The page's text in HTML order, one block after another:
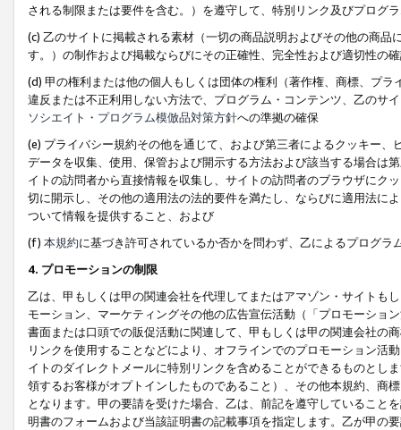
される制限または要件を含む。）を遵守して、特別リンク及びプログ
(c) 乙のサイトに掲載される素材（一切の商品説明およびその他の商
す。）の制作および掲載ならびにその正確性、完全性および適切性の
(d) 甲の権利または他の個人もしくは団体の権利（著作権、商標、プ
違反または不正利用しない方法で、プログラム・コンテンツ、乙のサ
ソシエイト・プログラム模倣品対策方針への準拠の確保
(e) プライバシー規約その他を通じて、および第三者によるクッキー
データを収集、使用、保管および開示する方法および該当する場合は
イトの訪問者から直接情報を収集し、サイトの訪問者のブラウザにク
切に開示し、その他の適用法の法的要件を満たし、ならびに適用法に
ついて情報を提供すること、および
(f) 本規約に基づき許可されているか否かを問わず、乙によるプログ
4. プロモーションの制限
乙は、甲もしくは甲の関連会社を代理してまたはアマゾン・サイトも
モーション、マーケティングその他の広告宣伝活動（「プロモーショ
書面または口頭での販促活動に関連して、甲もしくは甲の関連会社の
リンクを使用することなどにより、オフラインでのプロモーション活
イトのダイレクトメールに特別リンクを含めることができるものとし
領するお客様がオプトインしたものであること）、その他本規約、商
となります。甲の要請を受けた場合、乙は、前記を遵守していること
明書のフォームおよび当該証明書の記載事項を指定します。乙が甲の